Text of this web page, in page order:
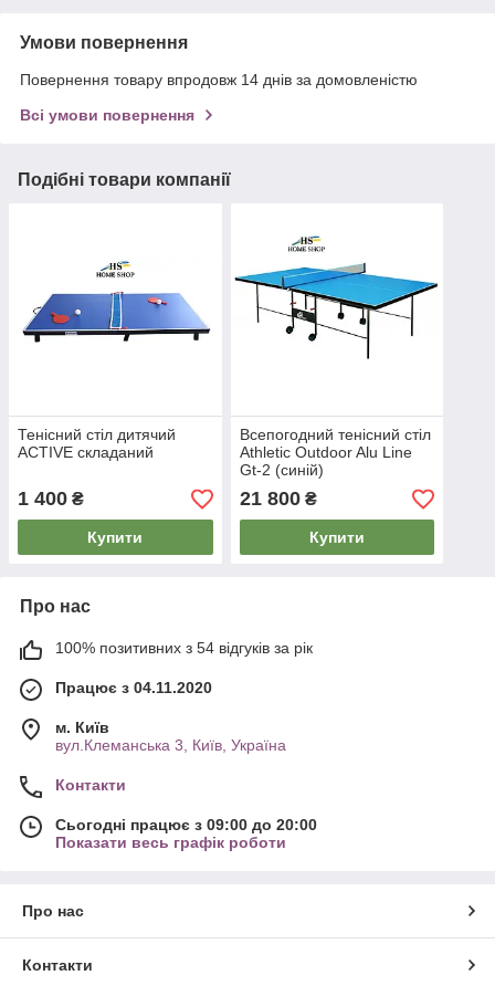
Умови повернення
Повернення товару впродовж 14 днів за домовленістю
Всі умови повернення
Подібні товари компанії
Тенісний стіл дитячий
ACTIVE складаний
1 400 ₴
Купити
Всепогодний тенісний стіл
Athletic Outdoor Alu Line
Gt-2 (синій)
21 800₴
Купити
Про нас
100% позитивних з 54 відгуків за рік
Працює з 04.11.2020
м. Київ
вул.Клеманська 3, Київ, Україна
Контакти
Сьогодні працює з 09:00 до 20:00
Показати весь графік роботи
Про нас
Контакти